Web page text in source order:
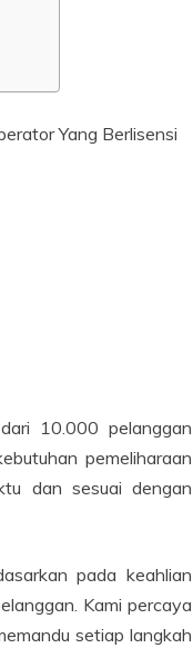
10.000 pelanggan
pemeliharaan
dan sesuai dengan
pada keahlian
Kami percaya
setiap langkah